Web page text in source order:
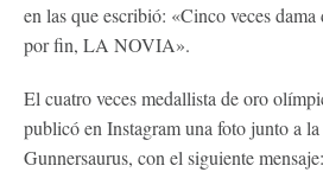
en las que escribió: «Cinco veces
por fin, LA NOVIA».
El cuatro veces medallista de oro
publicó en Instagram una foto junto a
Gunnersaurus, con el siguiente